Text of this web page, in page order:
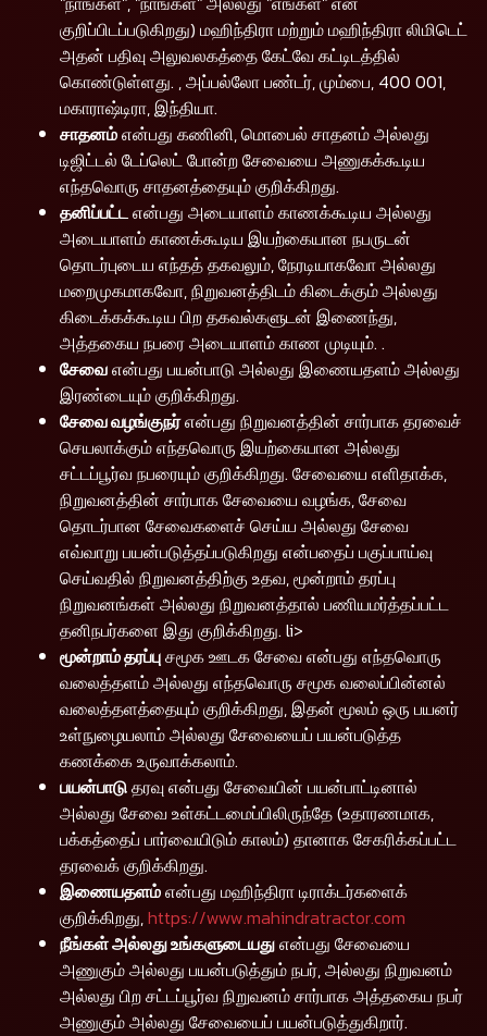
குறிப்பிடப்படுகிறது) மஹிந்திரா மற்றும் மஹிந்திரா லிமிடெட்
அதன் பதிவு அலுவலகத்தை கேட்வே கட்டிடத்தில்
கொண்டுள்ளது. , அப்பல்லோ பண்டர், மும்பை, 400 001,
மகாராஷ்டிரா, இந்தியா.
சாதனம்என்பது கணினி, மொபைல் சாதனம் அல்லது
டிஜிட்டல் டேப்லெட் போன்ற சேவையை அணுகக்கூடிய
எந்தவொரு சாதனத்தையும் குறிக்கிறது.
தனிப்பட்டஎன்பது அடையாளம் காணக்கூடிய அல்லது
அடையாளம் காணக்கூடிய இயற்கையான நபருடன்
தொடர்புடைய எந்தத் தகவலும், நேரடியாகவோ அல்லது
மறைமுகமாகவோ, நிறுவனத்திடம் கிடைக்கும் அல்லது
கிடைக்கக்கூடிய பிற தகவல்களுடன் இணைந்து,
அத்தகைய நபரை அடையாளம் காண முடியும். .
சேவைஎன்பது பயன்பாடு அல்லது இணையதளம் அல்லது
இரண்டையும் குறிக்கிறது.
சேவை வழங்குநர்என்பது நிறுவனத்தின் சார்பாக தரவைச்
செயலாக்கும் எந்தவொரு இயற்கையான அல்லது
சட்டப்பூர்வ நபரையும் குறிக்கிறது. சேவையை எளிதாக்க,
நிறுவனத்தின் சார்பாக சேவையை வழங்க, சேவை
தொடர்பான சேவைகளைச் செய்ய அல்லது சேவை
எவ்வாறு பயன்படுத்தப்படுகிறது என்பதைப் பகுப்பாய்வு
செய்வதில் நிறுவனத்திற்கு உதவ, மூன்றாம் தரப்பு
நிறுவனங்கள் அல்லது நிறுவனத்தால் பணியமர்த்தப்பட்ட
தனிநபர்களை இது குறிக்கிறது. li>
மூன்றாம் தரப்புசமூக ஊடக சேவை என்பது எந்தவொரு
வலைத்தளம் அல்லது எந்தவொரு சமூக வலைப்பின்னல்
வலைத்தளத்தையும் குறிக்கிறது, இதன் மூலம் ஒரு பயனர்
உள்நுழையலாம் அல்லது சேவையைப் பயன்படுத்த
கணக்கை உருவாக்கலாம்.
பயன்பாடுதரவு என்பது சேவையின் பயன்பாட்டினால்
அல்லது சேவை உள்கட்டமைப்பிலிருந்தே (உதாரணமாக,
பக்கத்தைப் பார்வையிடும் காலம்) தானாக சேகரிக்கப்பட்ட
தரவைக் குறிக்கிறது.
இணையதளம்என்பது மஹிந்திரா டிராக்டர்களைக்
குறிக்கிறது,https://www.mahindratractor.com
நீங்கள் அல்லது உங்களுடையதுஎன்பது சேவையை
அணுகும் அல்லது பயன்படுத்தும் நபர், அல்லது நிறுவனம்
அல்லது பிற சட்டப்பூர்வ நிறுவனம் சார்பாக அத்தகைய நபர்
அணுகும் அல்லது சேவையைப் பயன்படுத்துகிறார்.